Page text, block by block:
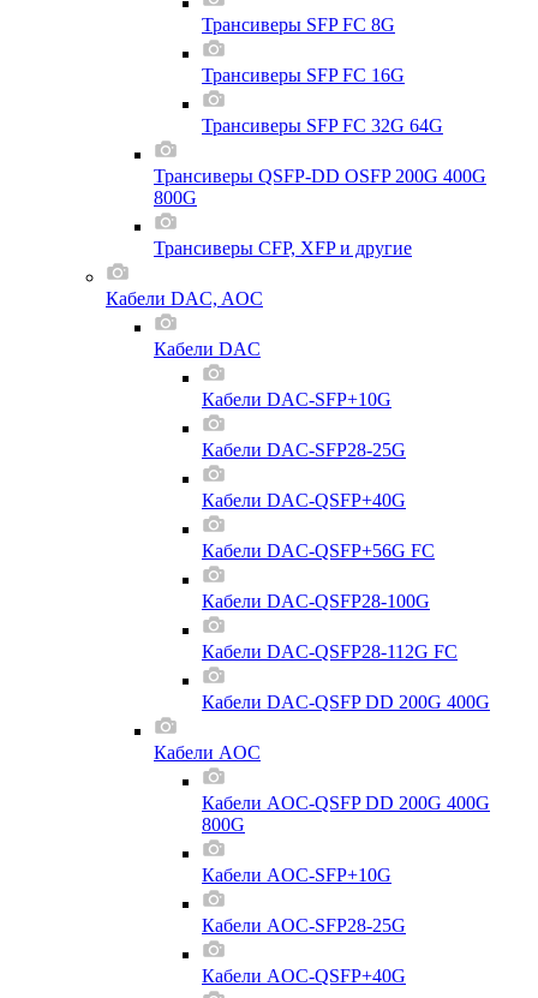
Трансиверы SFP FC 8G
Трансиверы SFP FC 16G
Трансиверы SFP FC 32G 64G
Трансиверы QSFP-DD OSFP 200G 400G
800G
Трансиверы CFP, XFP и другие
Кабели DAC, AOC
Кабели DAC
Кабели DAC-SFP+10G
Кабели DAC-SFP28-25G
Кабели DAC-QSFP+40G
Кабели DAC-QSFP+56G FC
Кабели DAC-QSFP28-100G
Кабели DAC-QSFP28-112G FC
Кабели DAC-QSFP DD 200G 400G
Кабели AOC
Кабели AOC-QSFP DD 200G 400G
800G
Кабели AOC-SFP+10G
Кабели AOC-SFP28-25G
Кабели AOC-QSFP+40G